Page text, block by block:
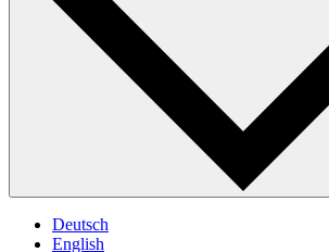
Deutsch
English